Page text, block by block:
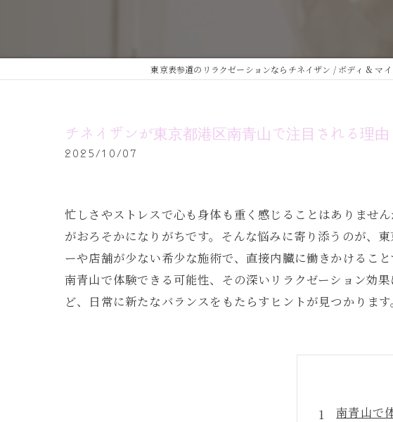
東京表参道のリラクゼーションならチネイザン / ボディ & マ
チネイザンが東京都港区南青山で注目される理
2025/10/07
忙しさやストレスで心も身体も重く感じることはありませ
がおろそかになりがちです。そんな悩みに寄り添うのが、
ーや店舗が少ない希少な施術で、直接内臓に働きかけるこ
南青山で体験できる可能性、その深いリラクゼーション効
ど、日常に新たなバランスをもたらすヒントが見つかります
南青山で